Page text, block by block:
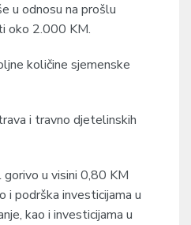
u odnosu na prošlu
oko 2.000 KM.
količine sjemenske
i travno djetelinskih
u visini 0,80 KM
i podrška investicijama u
kao i investicijama u